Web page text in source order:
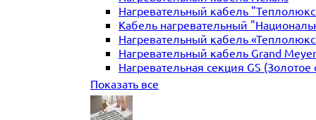
Нагревательный кабель
Кабель нагревательный
Нагревательный кабель
Нагревательный кабель Grand Meyer
Нагревательная секция GS (Золотое
Нагревательная секция "Теплый
Показать все